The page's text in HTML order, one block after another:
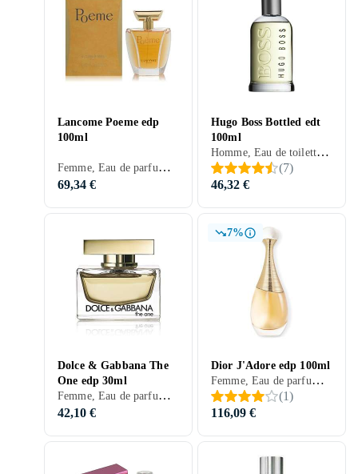
Lancome Poeme edp
100ml
Femme, Eau de parfum, 100 ml, Poeme, Musc, Bois de cèdre, Fèves tonka, Apelsin, Mandarine, Freesia, Ros, Fleur d'oranger, Bergamote, Vétiver, Pivoine, Tubéreuse, Héliotrope, Narcisses, Groseilles, Cuir, Ylang Ylang, Jasmin, Vanille, Ambre gris, Cassis, Pêche, Prune, Iris, Miel, Lychee, Mimosa
69,34 €
Hugo Boss Bottled edt
100ml
Homme, Eau de toilette, 100 ml, Boss Bottled, Musc, Bois de cèdre, Bois de santal, Bois de cachemire, Poires, Pomme, Citron, Ros, Chêne, Bergamote, Cardamome, Vétiver, Salvia, Bois, Soucis, Oeillet, Poivre, Patchouli, Pélargonium, Acajou, Olivträ, Clou de girofle, Mousse, Cannelle, Cuir, Chaux, Vanille, Ambre gris, Prune, Miel, Géranium, Mousse de chêne
(7)
46,32 €
Dolce & Gabbana The
One edp 30ml
Femme, Eau de parfum, 30 ml, The One, Musc, Bois de santal, Apelsin, Mandarine, Violette, Lys, Ros, Bergamote, Pamplemousse, Muguet, Vétiver, Bois, Mandarine, Poivre, Patchouli, Résine, Cuir, Lilas, Jasmin, Vanille, Ambre gris, Pêche, Prune, Lychee
42,10 €
7%
Dior J'Adore edp 100ml
Femme, Eau de parfum, 100 ml, J'Adore, Musc, Bois de cèdre, Apelsin, Mandarine, Neroli, Poires, Violette, Freesia, Melon, Ros, Orchidée, Bergamote, Muguet, Bois, Mûres, Mandarine, Tubéreuse, Magnolia, Cuir, Ylang Ylang, Jasmin, Vanille, Pêche, Prune
(1)
116,09 €